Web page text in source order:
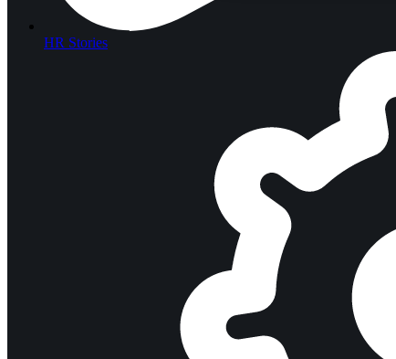
HR Stories